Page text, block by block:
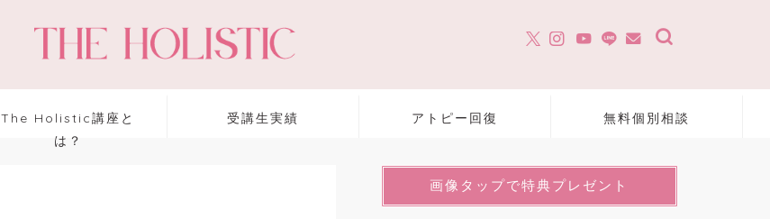
The Holistic講座と
は？
受講生実績 アトピー回復 無料個別相談
画像タップで特典プレゼント